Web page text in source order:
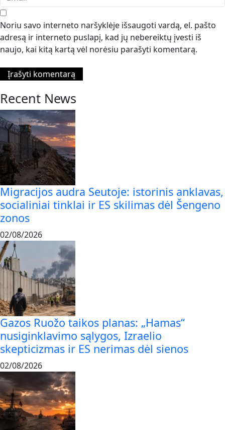
Noriu savo interneto naršyklėje išsaugoti vardą, el. pašto
adresą ir interneto puslapį, kad jų nebereiktų įvesti iš
naujo, kai kitą kartą vėl norėsiu parašyti komentarą.
Recent News
Migracijos audra Seutoje: istorinis anklavas,
socialiniai tinklai ir ES skilimas dėl Šengeno
zonos
02/08/2026
Gazos Ruožo taikos planas: „Hamas“
nusiginklavimo sąlygos, Izraelio
skepticizmas ir ES nerimas dėl sienos
02/08/2026